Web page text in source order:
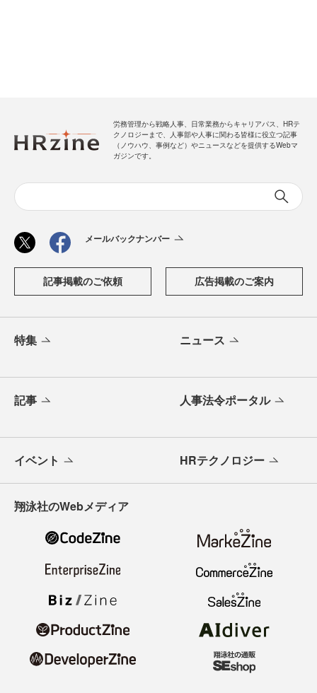
労務管理から戦略人事、日常業務からキャリアパス、HRテ
クノロジーまで、人事部や人事に関わる皆様に役立つ記事
（ノウハウ、事例など）やニュースなどを提供するWebマ
ガジンです。
メールバックナンバー
記事掲載のご依頼 広告掲載のご案内
特集 ニュース
記事 人事法令ポータル
イベント HRテクノロジー
翔泳社のWebメディア